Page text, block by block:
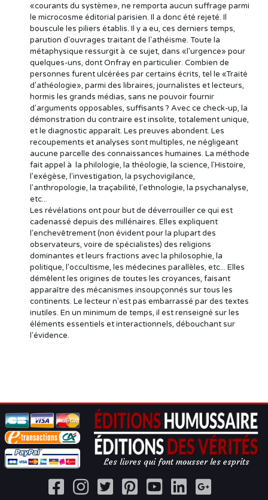
«courants du système», ne remporta aucun suffrage parmi
le microcosme éditorial parisien. Il a donc été rejeté. Il
bouscule les piliers établis. Il y a eu, ces derniers temps,
parution d'ouvrages traitant de l'athéisme. Toute la
métaphysique ressurgit à ce sujet, dans «l'urgence» pour
quelques-uns, dont Onfray en particulier. Combien de
personnes furent ulcérées par certains écrits, tel le «Traité
d'athéologie», parmi des libraires, journalistes et lecteurs,
hormis les grands médias, sans ne pouvoir fournir
d'arguments opposables, suffisants ? Avec ce check-up, la
démonstration du contraire est insolite, totalement unique,
et le diagnostic apparaît. Les preuves abondent. Les
recoupements et analyses sont multiples, ne négligeant
aucune parcelle des connaissances humaines. La méthode
fait appel à la philologie, la théologie, la science, l'Histoire,
l'exégèse, l'investigation, la psychovigilance,
l'anthropologie, la traçabilité, l'ethnologie, la psychanalyse,
etc...
Les révélations ont pour but de déverrouiller ce qui est
cadenassé depuis des millénaires. Elles expliquent
l'enchevêtrement (non évident pour la plupart des
observateurs, voire de spécialistes) des religions
dominantes et leurs fractions avec la philosophie, la
politique, l'occultisme, les médecines parallèles, etc... Elles
démêlent les origines de toutes les croyances, faisant
apparaître des mécanismes insoupçonnés sur tous les
continents. Le lecteur n'est pas embarrassé par des textes
inutiles. En un minimum de temps, il est renseigné sur les
éléments essentiels et interactionnels, débouchant sur
l'évidence.
Les livres qui font mousser les esprits